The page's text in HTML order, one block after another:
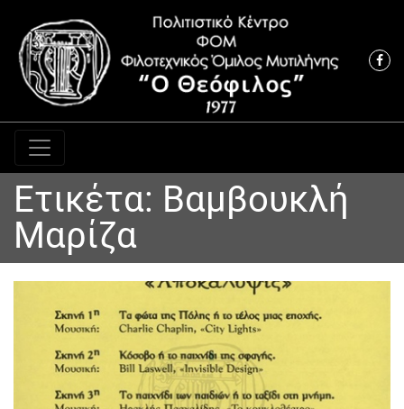
Κύρια πλοήγηση
Ετικέτα: Βαμβουκλή
Μαρίζα